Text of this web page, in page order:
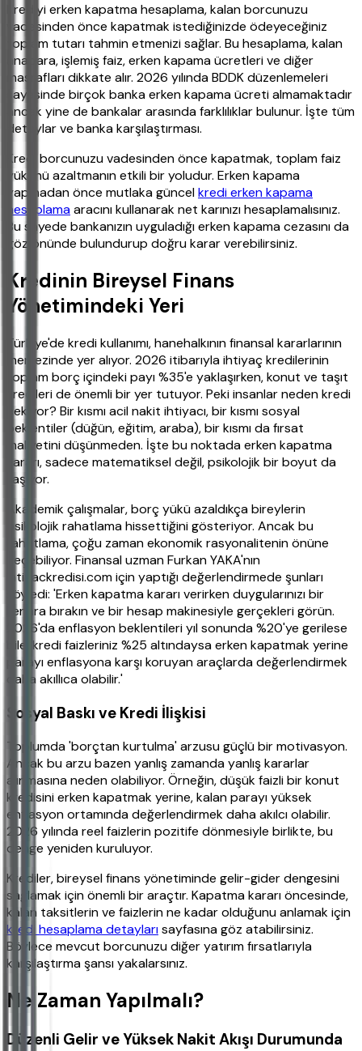
Krediyi erken kapatma hesaplama, kalan borcunuzu
vadesinden önce kapatmak istediğinizde ödeyeceğiniz
toplam tutarı tahmin etmenizi sağlar. Bu hesaplama, kalan
anapara, işlemiş faiz, erken kapama ücretleri ve diğer
masrafları dikkate alır. 2026 yılında BDDK düzenlemeleri
sayesinde birçok banka erken kapama ücreti almamaktadır
ancak yine de bankalar arasında farklılıklar bulunur. İşte tüm
detaylar ve banka karşılaştırması.
Kredi borcunuzu vadesinden önce kapatmak, toplam faiz
yükünü azaltmanın etkili bir yoludur. Erken kapama
yapmadan önce mutlaka güncelkredi erken kapama
hesaplamaaracını kullanarak net karınızı hesaplamalısınız.
Bu sayede bankanızın uyguladığı erken kapama cezasını da
göz önünde bulundurup doğru karar verebilirsiniz.
Kredinin Bireysel Finans
Yönetimindeki Yeri
Türkiye'de kredi kullanımı, hanehalkının finansal kararlarının
merkezinde yer alıyor. 2026 itibarıyla ihtiyaç kredilerinin
toplam borç içindeki payı %35'e yaklaşırken, konut ve taşıt
kredileri de önemli bir yer tutuyor. Peki insanlar neden kredi
çekiyor? Bir kısmı acil nakit ihtiyacı, bir kısmı sosyal
beklentiler (düğün, eğitim, araba), bir kısmı da fırsat
maliyetini düşünmeden. İşte bu noktada erken kapatma
kararı, sadece matematiksel değil, psikolojik bir boyut da
taşıyor.
Akademik çalışmalar, borç yükü azaldıkça bireylerin
psikolojik rahatlama hissettiğini gösteriyor. Ancak bu
rahatlama, çoğu zaman ekonomik rasyonalitenin önüne
geçebiliyor. Finansal uzman Furkan YAKA'nın
ihtiyackredisi.com için yaptığı değerlendirmede şunları
söyledi: 'Erken kapatma kararı verirken duygularınızı bir
kenara bırakın ve bir hesap makinesiyle gerçekleri görün.
2026'da enflasyon beklentileri yıl sonunda %20'ye gerilese
bile, kredi faizleriniz %25 altındaysa erken kapatmak yerine
parayı enflasyona karşı koruyan araçlarda değerlendirmek
daha akıllıca olabilir.'
Sosyal Baskı ve Kredi İlişkisi
Toplumda 'borçtan kurtulma' arzusu güçlü bir motivasyon.
Ancak bu arzu bazen yanlış zamanda yanlış kararlar
alınmasına neden olabiliyor. Örneğin, düşük faizli bir konut
kredisini erken kapatmak yerine, kalan parayı yüksek
enflasyon ortamında değerlendirmek daha akılcı olabilir.
2026 yılında reel faizlerin pozitife dönmesiyle birlikte, bu
denge yeniden kuruluyor.
Krediler, bireysel finans yönetiminde gelir-gider dengesini
sağlamak için önemli bir araçtır. Kapatma kararı öncesinde,
kalan taksitlerin ve faizlerin ne kadar olduğunu anlamak için
kredi hesaplama detaylarısayfasına göz atabilirsiniz.
Böylece mevcut borcunuzu diğer yatırım fırsatlarıyla
karşılaştırma şansı yakalarsınız.
Ne Zaman Yapılmalı?
Düzenli Gelir ve Yüksek Nakit Akışı Durumunda